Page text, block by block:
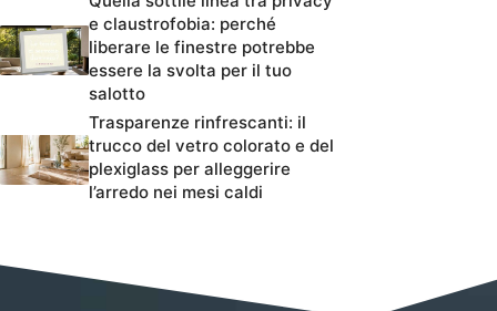
e claustrofobia: perché
liberare le finestre potrebbe
essere la svolta per il tuo
salotto
Trasparenze rinfrescanti: il
trucco del vetro colorato e del
plexiglass per alleggerire
l’arredo nei mesi caldi